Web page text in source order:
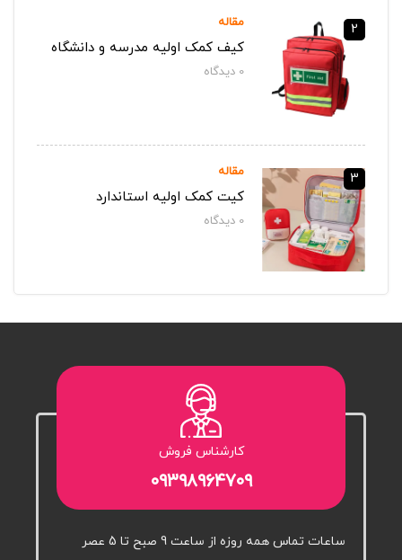
2 مقاله
کیف کمک اولیه مدرسه و دانشگاه
0دیدگاه‌
3 مقاله
کیت کمک اولیه استاندارد
0دیدگاه‌
کارشناس فروش
۰۹۳۹۸۹۶۴۷۰۹
ساعات تماس همه روزه از ساعت 9 صبح تا 5 عصر